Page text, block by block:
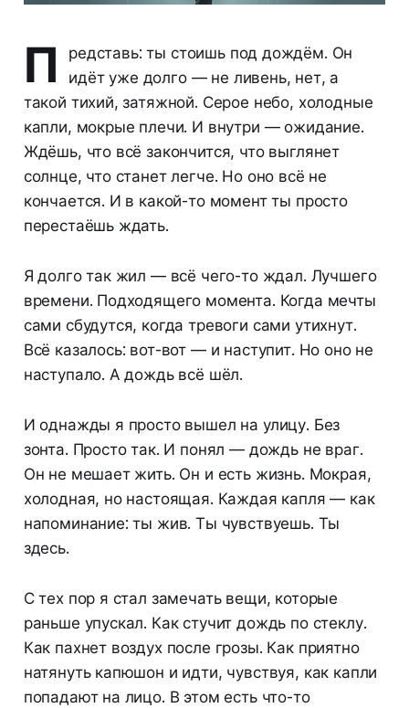
П
редставь: ты стоишь под дождём. Он
идёт уже долго — не ливень, нет, а
такой тихий, затяжной. Серое небо, холодные
капли, мокрые плечи. И внутри — ожидание.
Ждёшь, что всё закончится, что выглянет
солнце, что станет легче. Но оно всё не
кончается. И в какой-то момент ты просто
перестаёшь ждать.
Я долго так жил — всё чего-то ждал. Лучшего
времени. Подходящего момента. Когда мечты
сами сбудутся, когда тревоги сами утихнут.
Всё казалось: вот-вот — и наступит. Но оно не
наступало. А дождь всё шёл.
И однажды я просто вышел на улицу. Без
зонта. Просто так. И понял — дождь не враг.
Он не мешает жить. Он и есть жизнь. Мокрая,
холодная, но настоящая. Каждая капля — как
напоминание: ты жив. Ты чувствуешь. Ты
здесь.
С тех пор я стал замечать вещи, которые
раньше упускал. Как стучит дождь по стеклу.
Как пахнет воздух после грозы. Как приятно
натянуть капюшон и идти, чувствуя, как капли
попадают на лицо. В этом есть что-то